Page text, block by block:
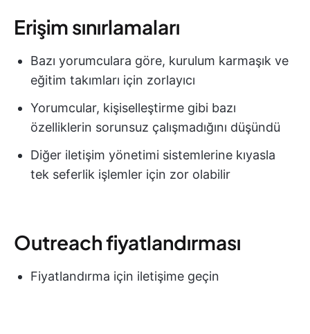
Erişim sınırlamaları
Bazı yorumculara göre, kurulum karmaşık ve
eğitim takımları için zorlayıcı
Yorumcular, kişiselleştirme gibi bazı
özelliklerin sorunsuz çalışmadığını düşündü
Diğer iletişim yönetimi sistemlerine kıyasla
tek seferlik işlemler için zor olabilir
Outreach fiyatlandırması
Fiyatlandırma için iletişime geçin